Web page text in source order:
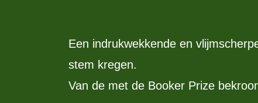
Een indrukwekkende en
stem kregen.
Van de met de Booker Prize